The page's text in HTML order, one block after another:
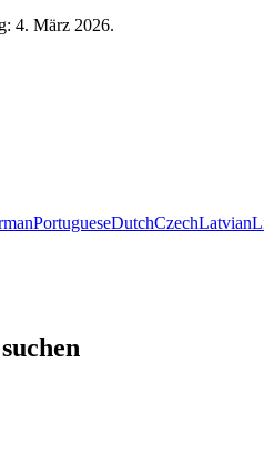
4. März 2026.
PortugueseDutchCzechLatvian